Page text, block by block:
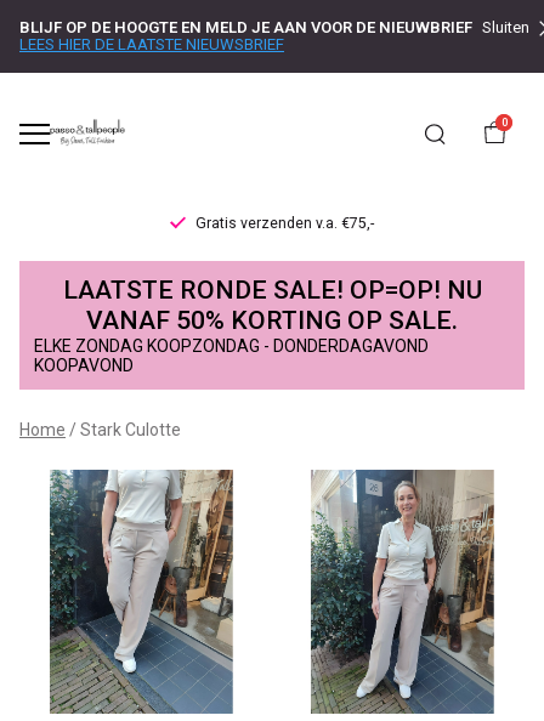
BLIJF OP DE HOOGTE EN MELD JE AAN VOOR DE NIEUWBRIEF
LEES HIER DE LAATSTE NIEUWSBRIEF
Sluiten
0
Levertijd 1-2 werkdagen
Stark
Culotte
Passo
LAATSTE RONDE SALE! OP=OP! NU
VANAF 50% KORTING OP SALE.
ELKE ZONDAG KOOPZONDAG - DONDERDAGAVOND
KOOPAVOND
Home Stark Culotte